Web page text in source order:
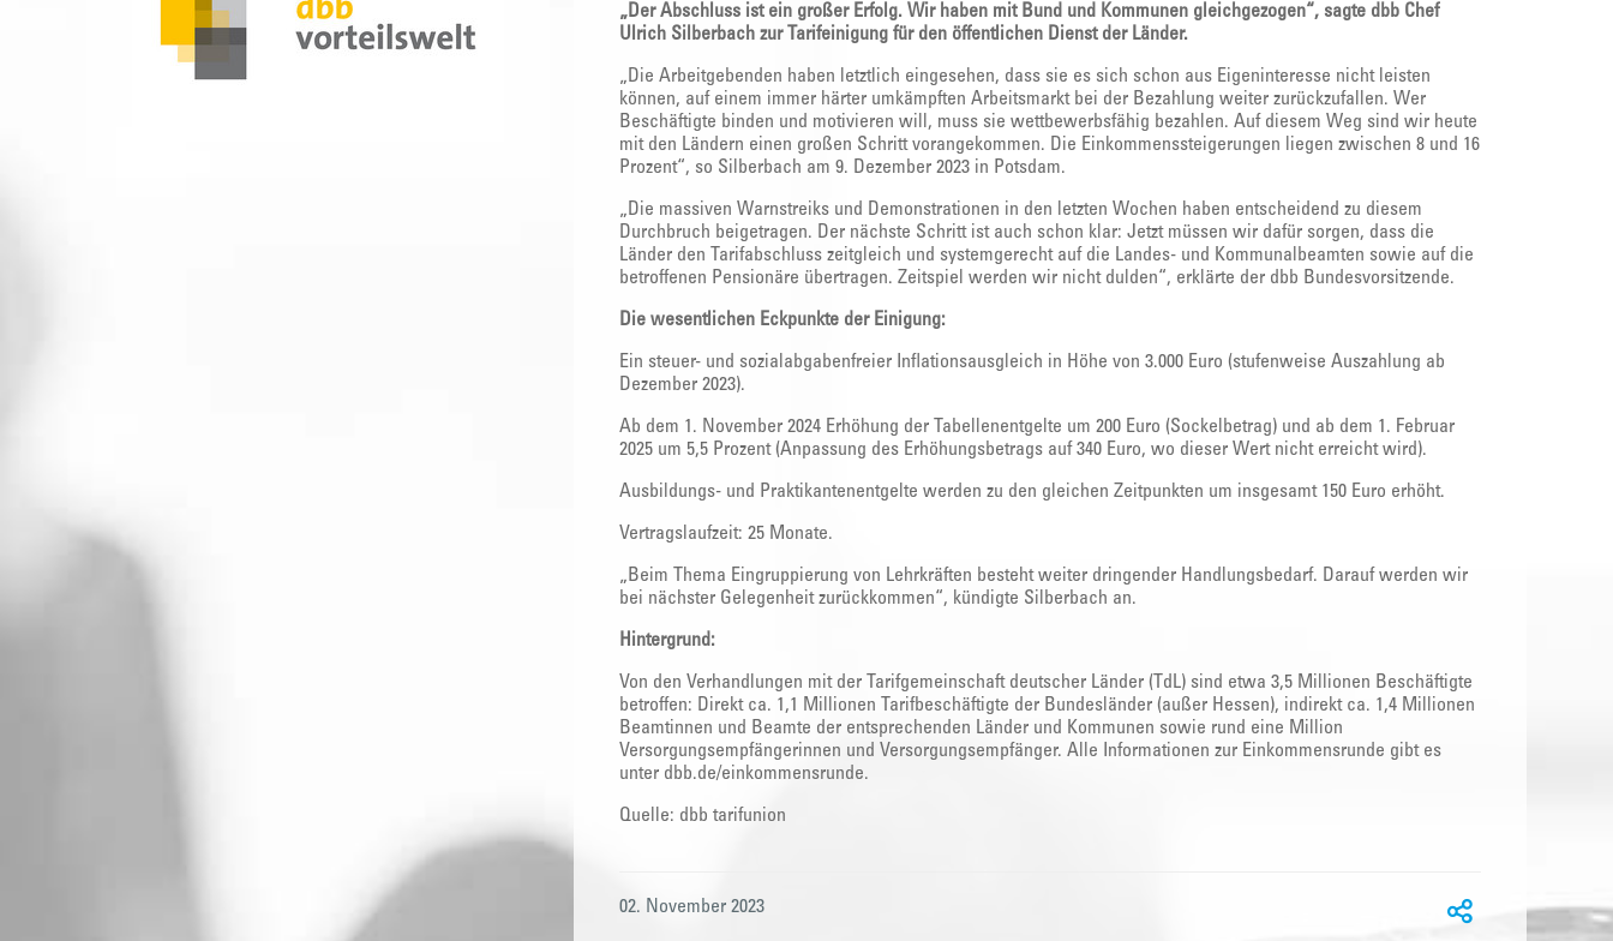
„Der Abschluss ist ein großer Erfolg. Wir haben mit Bund und Kommunen gleichgezogen“, sagte dbb Chef
Ulrich Silberbach zur Tarifeinigung für den öffentlichen Dienst der Länder.
„Die Arbeitgebenden haben letztlich eingesehen, dass sie es sich schon aus Eigeninteresse nicht leisten
können, auf einem immer härter umkämpften Arbeitsmarkt bei der Bezahlung weiter zurückzufallen. Wer
Beschäftigte binden und motivieren will, muss sie wettbewerbsfähig bezahlen. Auf diesem Weg sind wir heute
mit den Ländern einen großen Schritt vorangekommen. Die Einkommenssteigerungen liegen zwischen 8 und 16
Prozent“, so Silberbach am 9. Dezember 2023 in Potsdam.
„Die massiven Warnstreiks und Demonstrationen in den letzten Wochen haben entscheidend zu diesem
Durchbruch beigetragen. Der nächste Schritt ist auch schon klar: Jetzt müssen wir dafür sorgen, dass die
Länder den Tarifabschluss zeitgleich und systemgerecht auf die Landes- und Kommunalbeamten sowie auf die
betroffenen Pensionäre übertragen. Zeitspiel werden wir nicht dulden“, erklärte der dbb Bundesvorsitzende.
Die wesentlichen Eckpunkte der Einigung:
Ein steuer- und sozialabgabenfreier Inflationsausgleich in Höhe von 3.000 Euro (stufenweise Auszahlung ab
Dezember 2023).
Ab dem 1. November 2024 Erhöhung der Tabellenentgelte um 200 Euro (Sockelbetrag) und ab dem 1. Februar
2025 um 5,5 Prozent (Anpassung des Erhöhungsbetrags auf 340 Euro, wo dieser Wert nicht erreicht wird).
Ausbildungs- und Praktikantenentgelte werden zu den gleichen Zeitpunkten um insgesamt 150 Euro erhöht.
Vertragslaufzeit: 25 Monate.
„Beim Thema Eingruppierung von Lehrkräften besteht weiter dringender Handlungsbedarf. Darauf werden wir
bei nächster Gelegenheit zurückkommen“, kündigte Silberbach an.
Hintergrund:
Von den Verhandlungen mit der Tarifgemeinschaft deutscher Länder (TdL) sind etwa 3,5 Millionen Beschäftigte
betroffen: Direkt ca. 1,1 Millionen Tarifbeschäftigte der Bundesländer (außer Hessen), indirekt ca. 1,4 Millionen
Beamtinnen und Beamte der entsprechenden Länder und Kommunen sowie rund eine Million
Versorgungsempfängerinnen und Versorgungsempfänger. Alle Informationen zur Einkommensrunde gibt es
unter dbb.de/einkommensrunde.
Quelle: dbb tarifunion
02. November 2023